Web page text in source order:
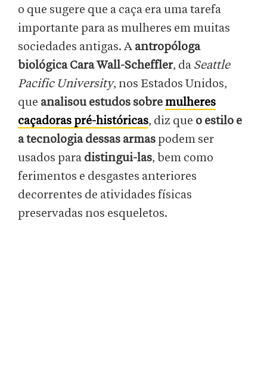
o que sugere que a caça era uma tarefa
importante para as mulheres em muitas
sociedades antigas. A antropóloga
biológica Cara Wall-Scheffler, da Seattle
Pacific University, nos Estados Unidos,
que analisou estudos sobre mulheres
caçadoras pré-históricas, diz que o estilo e
a tecnologia dessas armas podem ser
usados para distingui-las, bem como
ferimentos e desgastes anteriores
decorrentes de atividades físicas
preservadas nos esqueletos.